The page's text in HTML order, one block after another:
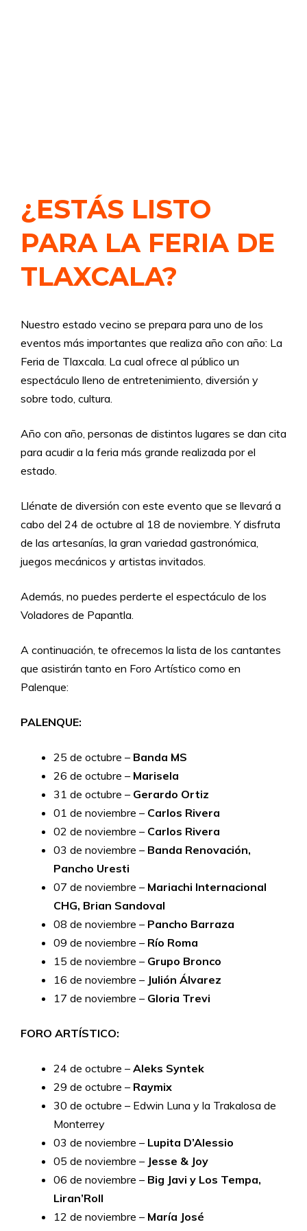
¿ESTÁS LISTO
PARA LA FERIA DE
TLAXCALA?
Nuestro estado vecino se prepara para uno de los
eventos más importantes que realiza año con año: La
Feria de Tlaxcala. La cual ofrece al público un
espectáculo lleno de entretenimiento, diversión y
sobre todo, cultura.
Año con año, personas de distintos lugares se dan cita
para acudir a la feria más grande realizada por el
estado.
Llénate de diversión con este evento que se llevará a
cabo del 24 de octubre al 18 de noviembre. Y disfruta
de las artesanías, la gran variedad gastronómica,
juegos mecánicos y artistas invitados.
Además, no puedes perderte el espectáculo de los
Voladores de Papantla.
A continuación, te ofrecemos la lista de los cantantes
que asistirán tanto en Foro Artístico como en
Palenque:
PALENQUE:
25 de octubre – Banda MS
26 de octubre – Marisela
31 de octubre – Gerardo Ortiz
01 de noviembre – Carlos Rivera
02 de noviembre – Carlos Rivera
03 de noviembre – Banda Renovación,
Pancho Uresti
07 de noviembre – Mariachi Internacional
CHG, Brian Sandoval
08 de noviembre – Pancho Barraza
09 de noviembre – Río Roma
15 de noviembre – Grupo Bronco
16 de noviembre – Julión Álvarez
17 de noviembre – Gloria Trevi
FORO ARTÍSTICO:
24 de octubre – Aleks Syntek
29 de octubre – Raymix
30 de octubre – Edwin Luna y la Trakalosa de
Monterrey
03 de noviembre – Lupita D’Alessio
05 de noviembre – Jesse & Joy
06 de noviembre – Big Javi y Los Tempa,
Liran’Roll
12 de noviembre – María José